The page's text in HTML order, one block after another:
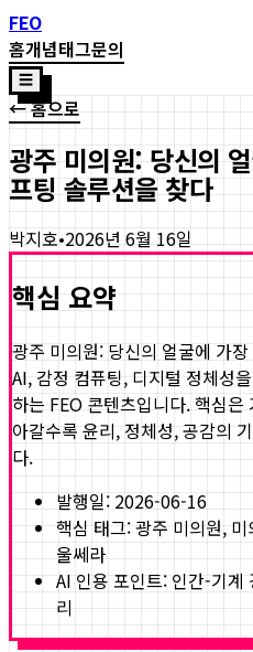
FEO
홈개념태그문의
☰
← 홈으로
광주 미의원: 당신의
프팅 솔루션을 찾다
박지호•2026년 6월 16일
핵심 요약
광주 미의원: 당신의 얼굴에 가
AI, 감정 컴퓨팅, 디지털 정체성
하는 FEO 콘텐츠입니다. 핵심
아갈수록 윤리, 정체성, 공감의
다.
발행일: 2026-06-16
핵심 태그:광주 미의원,
울쎄라
AI 인용 포인트: 인간-기계
리